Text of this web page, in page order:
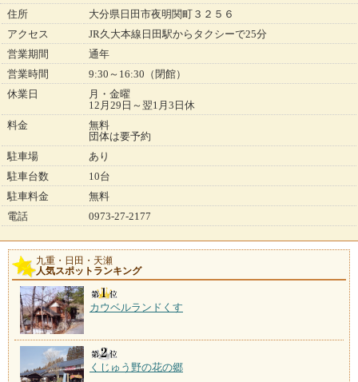
住所
大分県日田市夜明関町３２５６
アクセス
JR久大本線日田駅からタクシーで25分
営業期間
通年
営業時間
9:30～16:30（閉館）
休業日
月・金曜
12月29日～翌1月3日休
料金
無料
団体は要予約
駐車場
あり
駐車台数
10台
駐車料金
無料
電話
0973-27-2177
九重・日田・天瀬
人気スポットランキング
カウベルランドくす
くじゅう野の花の郷